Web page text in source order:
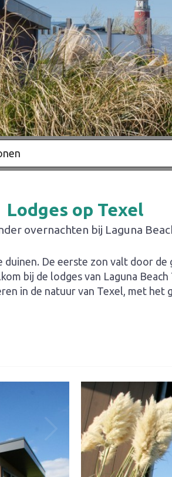
Lodges op Texel
overnachten bij Laguna
De eerste zon valt door
bij de lodges van Laguna
in de natuur van Texel, met het